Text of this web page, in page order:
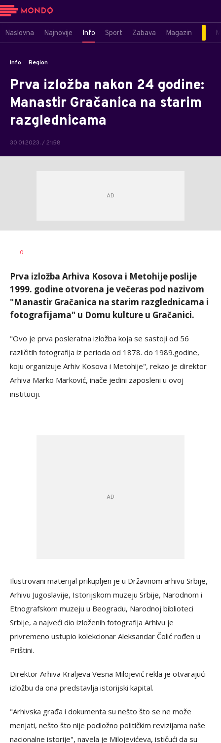
Naslovna Najnovije Info Sport Zabava Magazin
Info Region
Prva izložba nakon 24 godine:
Manastir Gračanica na starim
razglednicama
30.01.2023. / 21:58
AUTOR
0
Prva izložba Arhiva Kosova i Metohije poslije
1999. godine otvorena je večeras pod nazivom
"Manastir Gračanica na starim razglednicama i
fotografijama" u Domu kulture u Gračanici.
"Ovo je prva posleratna izložba koja se sastoji od 56
različitih fotografija iz perioda od 1878. do 1989.godine,
koju organizuje Arhiv Kosova i Metohije", rekao je direktor
Arhiva Marko Marković, inače jedini zaposleni u ovoj
instituciji.
Ilustrovani materijal prikupljen je u Državnom arhivu Srbije,
Arhivu Jugoslavije, Istorijskom muzeju Srbije, Narodnom i
Etnografskom muzeju u Beogradu, Narodnoj biblioteci
Srbije, a najveći dio izloženih fotografija Arhivu je
privremeno ustupio kolekcionar Aleksandar Čolić rođen u
Prištini.
Direktor Arhiva Kraljeva Vesna Milojević rekla je otvarajući
izložbu da ona predstavlja istorijski kapital.
"Arhivska građa i dokumenta su nešto što se ne može
menjati, nešto što nije podložno političkim revizijama naše
nacionalne istorije", navela je Milojevićeva, ističući da su